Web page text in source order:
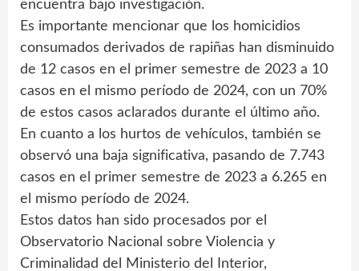
encuentra bajo investigación.
Es importante mencionar que los homicidios
consumados derivados de rapiñas han disminuido
de 12 casos en el primer semestre de 2023 a 10
casos en el mismo período de 2024, con un 70%
de estos casos aclarados durante el último año.
En cuanto a los hurtos de vehículos, también se
observó una baja significativa, pasando de 7.743
casos en el primer semestre de 2023 a 6.265 en
el mismo período de 2024.
Estos datos han sido procesados por el
Observatorio Nacional sobre Violencia y
Criminalidad del Ministerio del Interior,